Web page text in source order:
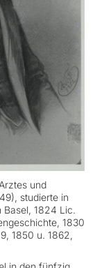
und
studierte in
Basel, 1824 Lic.
1830
1850 u. 1862,